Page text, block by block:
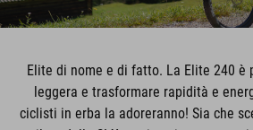
Elite di nome e di fatto. La Elite 240 è
leggera e trasformare rapidità e
ciclisti in erba la adoreranno! Sia che